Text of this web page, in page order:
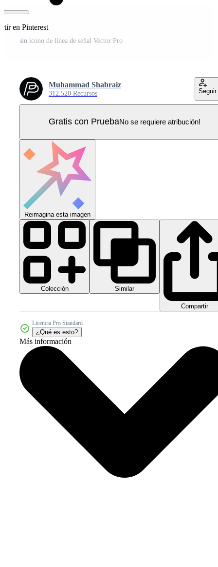
en Pinterest
sin icono de línea de señal Vector Pro
Muhammad Shabraiz
312.520 Recursos Seguir
Gratis con PruebaNo se requiere atribución!
Reimagina esta imagen
Colección Similar
Compartir
Licencia Pro Standard
¿Qué es esto?
Más información